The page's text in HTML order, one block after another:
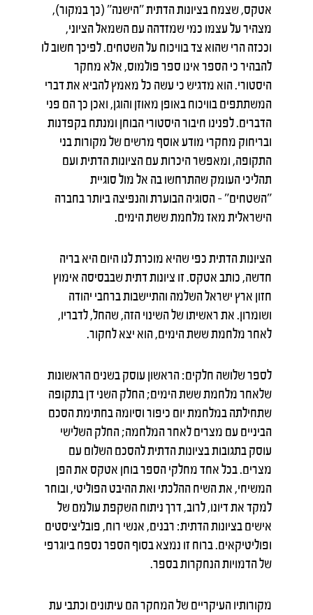
אטקס, שצמח בציונות הדתית "הישנה" (כך במקור),
מצהיר על עצמו כמי שמזדהה עם השמאל הציוני,
וככזה הרי שהוא צד בוויכוח על השטחים. לפיכך חשוב לו
להבהיר כי הספר אינו ספר פולמוס, אלא מחקר
היסטורי. הוא מדגיש כי עשה כל מאמץ להביא את דברי
המשתתפים בוויכוח באופן מאוזן והוגן, ואכן כך הם פני
הדברים. לפנינו חיבור היסטורי הבוחן ומנתח בקפדנות
ובריחוק מחקרי מודע אוסף מרשים של מקורות בני
התקופה, ומאפשר היכרות עם הציונות הדתית ועם
תהליכי העומק שהתרחשו בה אל מול סוגיית
"השטחים" – הסוגיה הבוערת והנפיצה ביותר בחברה
הישראלית מאז מלחמת ששת הימים.
הציונות הדתית כפי שהיא מוכרת לנו היום היא בריה
חדשה, כותב אטקס. זו ציונות דתית שבבסיסה אימוץ
חזון ארץ ישראל השלמה והתיישבות ברחבי יהודה
ושומרון. את ראשיתו של השינוי הזה, שהחל, לדבריו,
לאחר מלחמת ששת הימים, הוא יצא לחקור.
לספר שלושה חלקים: הראשון עוסק בשנים הראשונות
שלאחר מלחמת ששת הימים; החלק השני דן בתקופה
שתחילתה במלחמת יום כיפור וסיומה בחתימת הסכם
הביניים עם מצרים לאחר המלחמה; החלק השלישי
עוסק בתגובות בציונות הדתית להסכם השלום עם
מצרים. בכל אחד מחלקי הספר בוחן אטקס את הפן
המשיחי, את השיח ההלכתי ואת ההיבט הפוליטי, ובוחר
למקד את דיונו, לרוב, דרך ניתוח השקפת עולמם של
אישים בציונות הדתית: רבנים, אנשי רוח, פובליציסטים
ופוליטיקאים. ברוח זו נמצא בסוף הספר נספח ביוגרפי
של הדמויות הנחקרות בספר.
מקורותיו העיקריים של המחקר הם עיתונים וכתבי עת